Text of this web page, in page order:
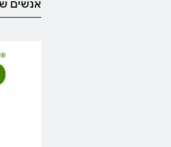
אנשים